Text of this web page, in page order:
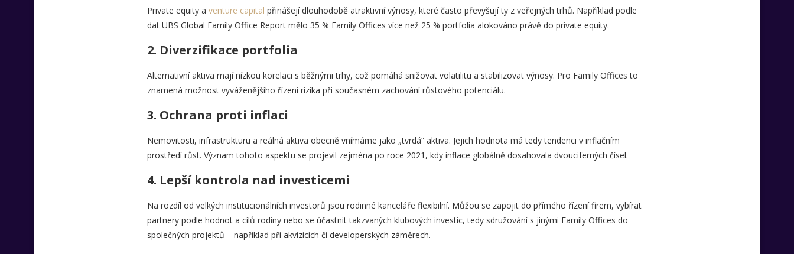
Private equity a venture capital přinášejí dlouhodobě atraktivní výnosy, které často převyšují ty z veřejných trhů. Například podle
dat UBS Global Family Office Report mělo 35 % Family Offices více než 25 % portfolia alokováno právě do private equity.
2. Diverzifikace portfolia
Alternativní aktiva mají nízkou korelaci s běžnými trhy, což pomáhá snižovat volatilitu a stabilizovat výnosy. Pro Family Offices to
znamená možnost vyváženějšího řízení rizika při současném zachování růstového potenciálu.
3. Ochrana proti inflaci
Nemovitosti, infrastrukturu a reálná aktiva obecně vnímáme jako „tvrdá“ aktiva. Jejich hodnota má tedy tendenci v inflačním
prostředí růst. Význam tohoto aspektu se projevil zejména po roce 2021, kdy inflace globálně dosahovala dvouciferných čísel.
4. Lepší kontrola nad investicemi
Na rozdíl od velkých institucionálních investorů jsou rodinné kanceláře flexibilní. Můžou se zapojit do přímého řízení firem, vybírat
partnery podle hodnot a cílů rodiny nebo se účastnit takzvaných klubových investic, tedy sdružování s jinými Family Offices do
společných projektů – například při akvizicích či developerských záměrech.